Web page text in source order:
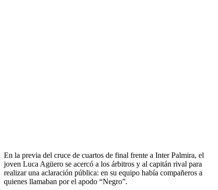
En la previa del cruce de cuartos de final frente a Inter Palmira, el
joven Luca Agüero se acercó a los árbitros y al capitán rival para
realizar una aclaración pública: en su equipo había compañeros a
quienes llamaban por el apodo “Negro”.